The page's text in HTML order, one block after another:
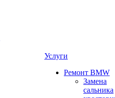
Услуги
Ремонт BMW
Замена
сальника